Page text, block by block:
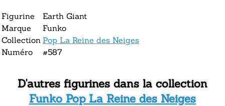
Figurine
Earth Giant
Marque
Funko
Collection Pop La Reine des Neiges
Numéro
#587
D'autres figurines dans la collection
Funko Pop La Reine des Neiges